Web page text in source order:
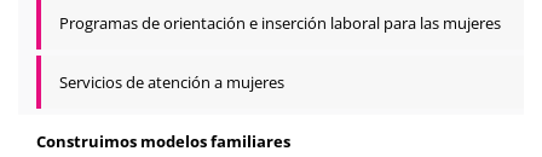
Programas de orientación e inserción laboral para las mujeres
Servicios de atención a mujeres
Construimos modelos familiares